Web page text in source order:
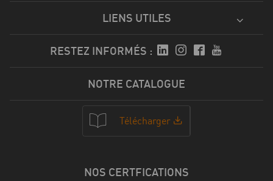
LIENS UTILES
RESTEZ INFORMÉS :
NOTRE CATALOGUE
Télécharger
NOS CERTFICATIONS